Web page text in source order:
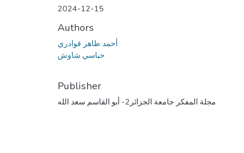
2024-12-15
Authors
أحمد طاهر قوادري
حباسي شاوش
Publisher
مجلة المفكر جامعة الجزائر2- أبو القاسم سعد الله